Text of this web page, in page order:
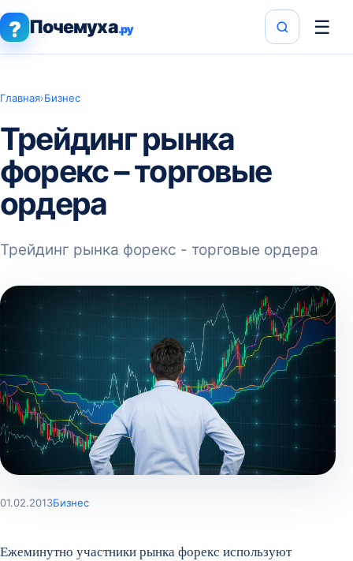
? Почемуха.ру ☰
Главная›Бизнес
Трейдинг рынка
форекс – торговые
ордера
Трейдинг рынка форекс - торговые ордера
01.02.2013Бизнес
Ежеминутно участники рынка форекс используют